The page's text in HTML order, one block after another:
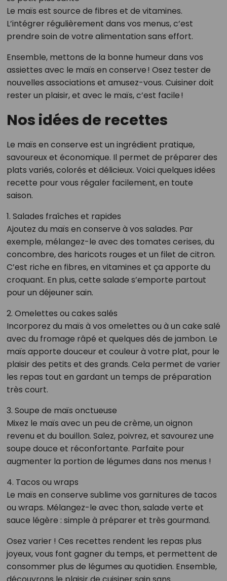
Le maïs est source de fibres et de vitamines.
L’intégrer régulièrement dans vos menus, c’est
prendre soin de votre alimentation sans effort.
Ensemble, mettons de la bonne humeur dans vos
assiettes avec le maïs en conserve ! Osez tester de
nouvelles associations et amusez-vous. Cuisiner doit
rester un plaisir, et avec le maïs, c’est facile !
Nos idées de recettes
Le maïs en conserve est un ingrédient pratique,
savoureux et économique. Il permet de préparer des
plats variés, colorés et délicieux. Voici quelques idées
recette pour vous régaler facilement, en toute
saison.
1. Salades fraîches et rapides
Ajoutez du maïs en conserve à vos salades. Par
exemple, mélangez-le avec des tomates cerises, du
concombre, des haricots rouges et un filet de citron.
C’est riche en fibres, en vitamines et ça apporte du
croquant. En plus, cette salade s’emporte partout
pour un déjeuner sain.
2. Omelettes ou cakes salés
Incorporez du maïs à vos omelettes ou à un cake salé
avec du fromage râpé et quelques dés de jambon. Le
maïs apporte douceur et couleur à votre plat, pour le
plaisir des petits et des grands. Cela permet de varier
les repas tout en gardant un temps de préparation
très court.
3. Soupe de maïs onctueuse
Mixez le maïs avec un peu de crème, un oignon
revenu et du bouillon. Salez, poivrez, et savourez une
soupe douce et réconfortante. Parfaite pour
augmenter la portion de légumes dans nos menus !
4. Tacos ou wraps
Le maïs en conserve sublime vos garnitures de tacos
ou wraps. Mélangez-le avec thon, salade verte et
sauce légère : simple à préparer et très gourmand.
Osez varier ! Ces recettes rendent les repas plus
joyeux, vous font gagner du temps, et permettent de
consommer plus de légumes au quotidien. Ensemble,